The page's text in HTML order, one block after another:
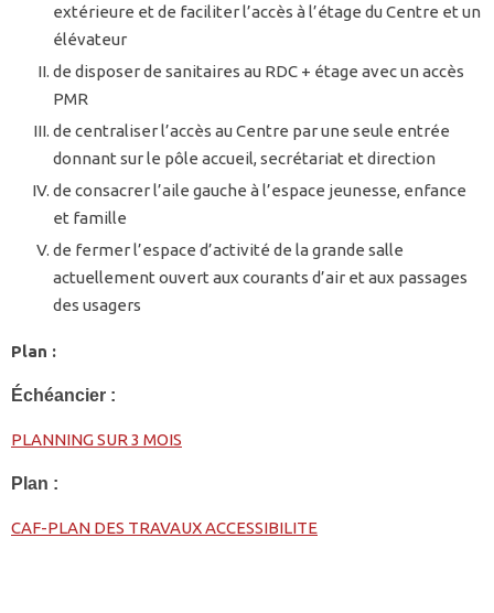
extérieure et de faciliter l’accès à l’étage du Centre et un
élévateur
de disposer de sanitaires au RDC + étage avec un accès
PMR
de centraliser l’accès au Centre par une seule entrée
donnant sur le pôle accueil, secrétariat et direction
de consacrer l’aile gauche à l’espace jeunesse, enfance
et famille
de fermer l’espace d’activité de la grande salle
actuellement ouvert aux courants d’air et aux passages
des usagers
Plan :
Échéancier :
PLANNING SUR 3 MOIS
Plan :
CAF-PLAN DES TRAVAUX ACCESSIBILITE